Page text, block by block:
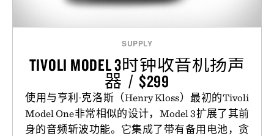
SUPPLY
TIVOLI MODEL 3时钟收音机扬声
器 / $299
使用与亨利·克洛斯（Henry Kloss）最初的Tivoli
Model One非常相似的设计，Model 3扩展了其前
身的音频斩波功能。它集成了带有备用电池，贪